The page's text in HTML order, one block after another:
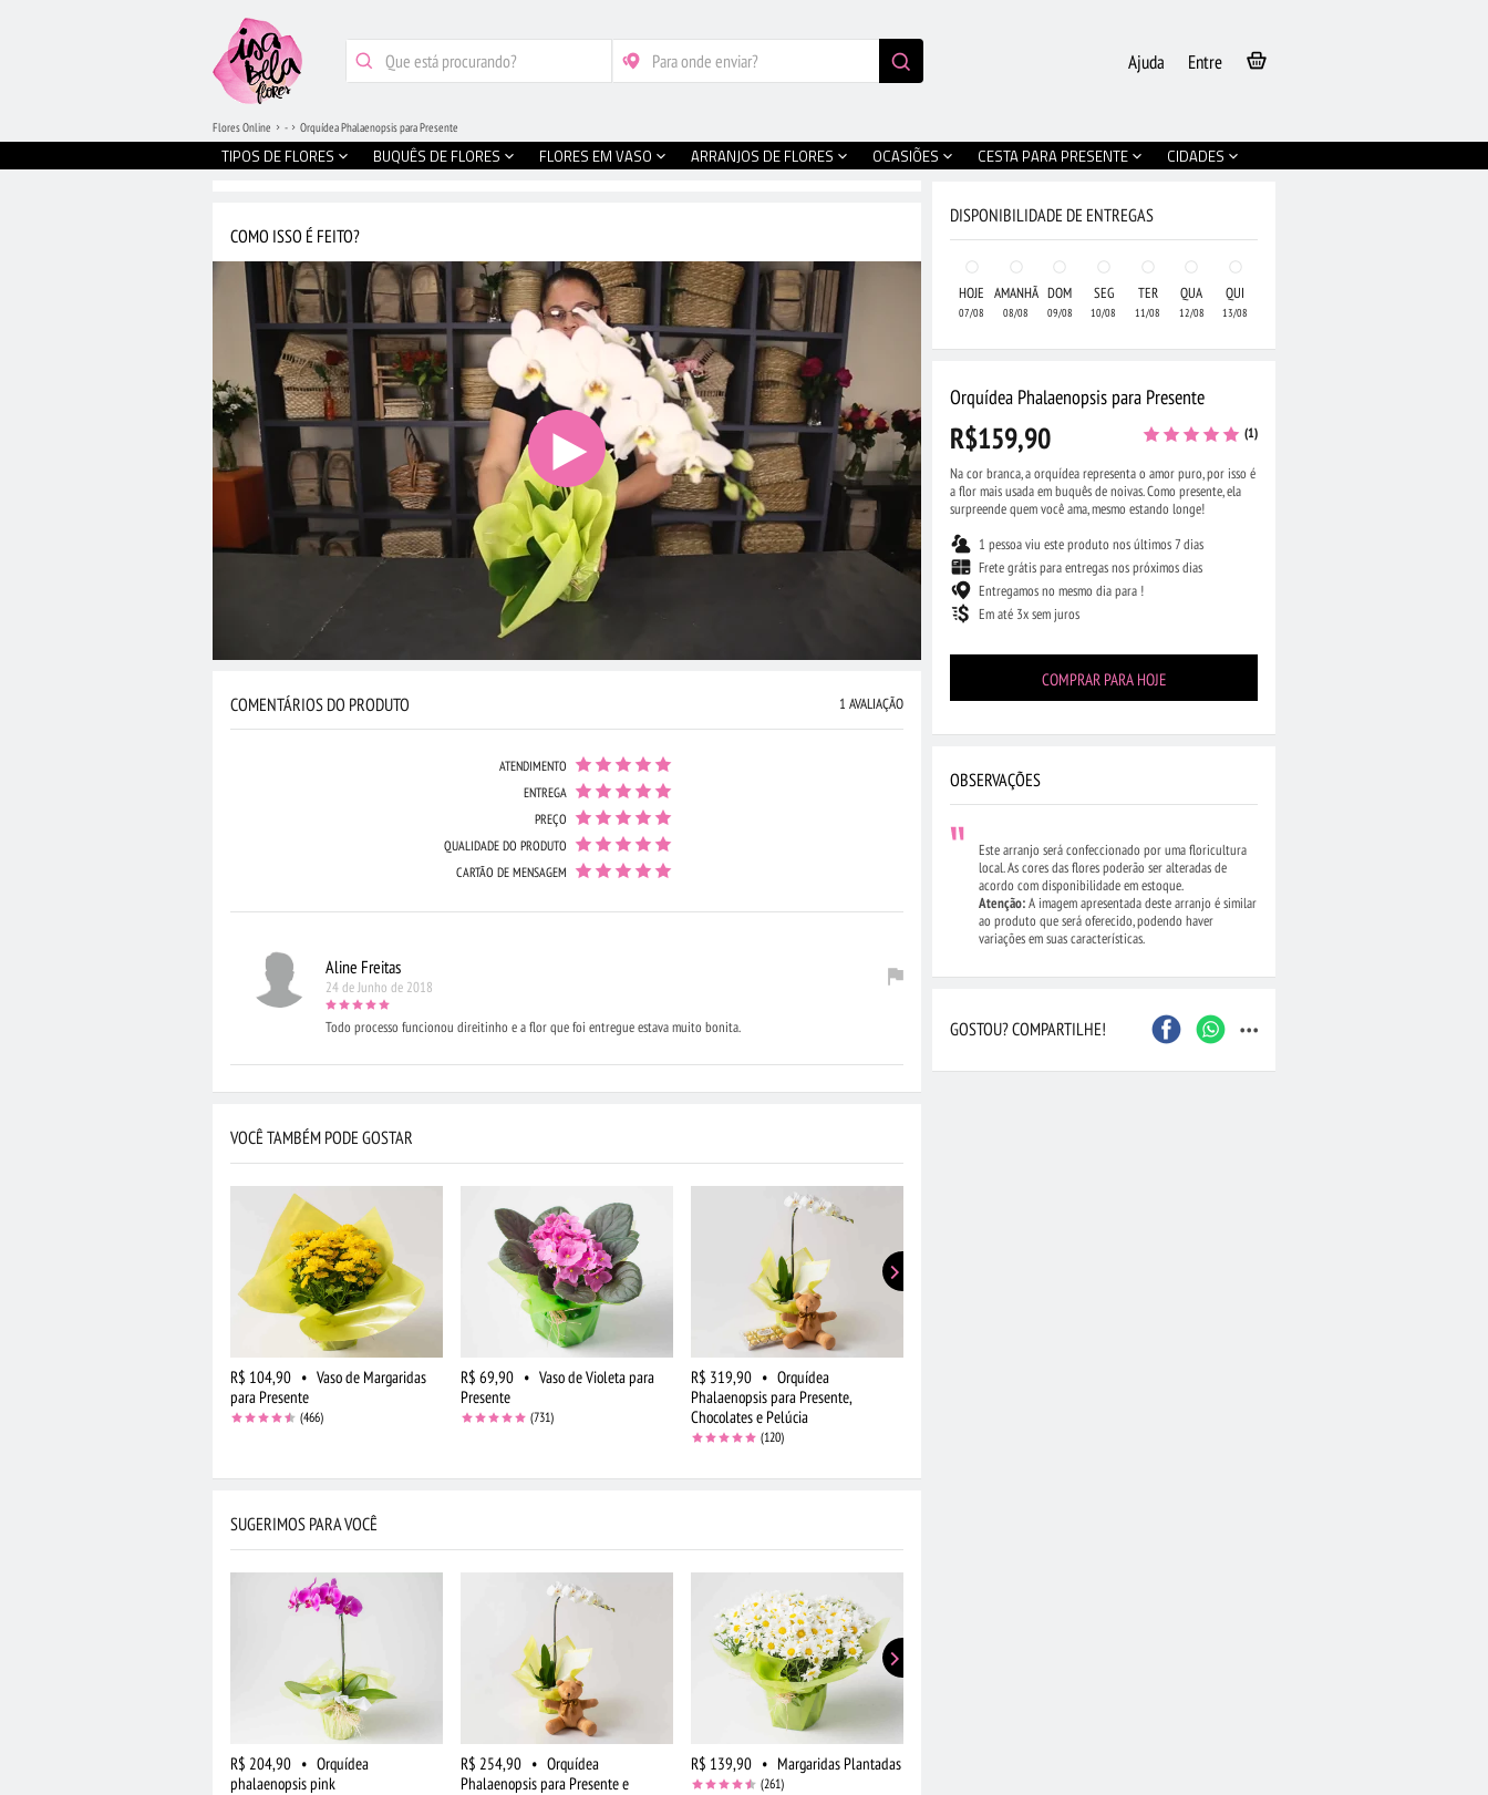
Entre
Ajuda
TIPOS DE FLORES BUQUÊS DE FLORES FLORES EM VASO ARRANJOS DE FLORES OCASIÕES CESTA PARA PRESENTE CIDADES
Flores Online - Orquídea Phalaenopsis para Presente
COMO ISSO É FEITO?
COMENTÁRIOS DO PRODUTO 1 AVALIAÇÃO
ATENDIMENTO
ENTREGA
PREÇO
QUALIDADE DO PRODUTO
CARTÃO DE MENSAGEM
Aline Freitas
24 de Junho de 2018
Todo processo funcionou direitinho e a flor que foi entregue estava muito bonita.
VOCÊ TAMBÉM PODE GOSTAR
R$ 104,90 • Vaso de Margaridas
para Presente
(466)
R$ 69,90 • Vaso de Violeta para
Presente
(731)
R$ 319,90 • Orquídea
Phalaenopsis para Presente,
Chocolates e Pelúcia
(120)
SUGERIMOS PARA VOCÊ
R$ 204,90 • Orquídea
phalaenopsis pink
R$ 254,90 • Orquídea
Phalaenopsis para Presente e
R$ 139,90 • Margaridas Plantadas
(261)
DISPONIBILIDADE DE ENTREGAS
HOJE
07/08
AMANHÃ
08/08
DOM
09/08
SEG
10/08
TER
11/08
QUA
12/08
QUI
13/08
Orquídea Phalaenopsis para Presente
R$159,90 (1)
Na cor branca, a orquídea representa o amor puro, por isso é
a flor mais usada em buquês de noivas. Como presente, ela
surpreende quem você ama, mesmo estando longe!
1 pessoa viu este produto nos últimos 7 dias
Frete grátis para entregas nos próximos dias
Entregamos no mesmo dia para !
Em até 3x sem juros
COMPRAR PARA HOJE
OBSERVAÇÕES
Este arranjo será confeccionado por uma floricultura
local. As cores das flores poderão ser alteradas de
acordo com disponibilidade em estoque.
Atenção:A imagem apresentada deste arranjo é similar
ao produto que será oferecido, podendo haver
variações em suas características.
GOSTOU? COMPARTILHE! ...